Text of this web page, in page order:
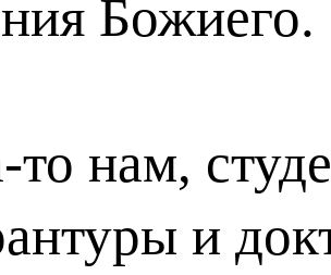
Божиего.
то нам,
и